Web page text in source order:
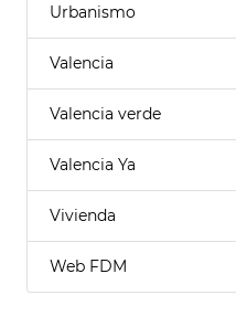
Urbanismo
Valencia
Valencia verde
Valencia Ya
Vivienda
Web FDM